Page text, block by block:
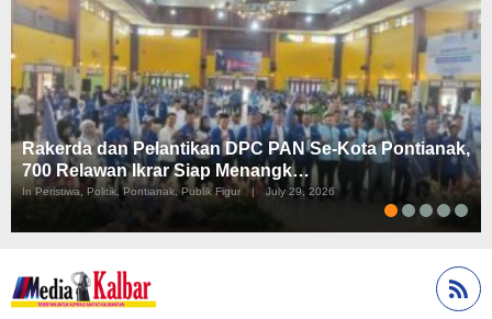
Rakerda dan Pelantikan DPC PAN Se-Kota Pontianak,
700 Relawan Ikrar Siap Menangk…
In Peristiwa, Politik, Pontianak, Publik Figur July 29, 2026